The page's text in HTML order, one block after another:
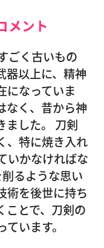
メント
ごく古いもの
器以上に、精神
になっていま
なく、昔から神
ました。 刀剣
、特に焼き入れ
いかなければな
るような思い
術を後世に持ち
ことで、刀剣の
います。